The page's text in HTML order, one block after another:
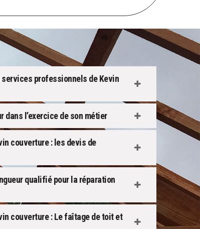
professionnels de Kevin
dans l’exercice de son métier
couverture : les devis de
qualifié pour la réparation
couverture : Le faîtage de toit et